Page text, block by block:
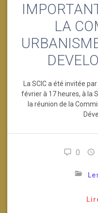
LA
La SCIC a été invitée
février à 17 heures, à la
la réunion de la
0